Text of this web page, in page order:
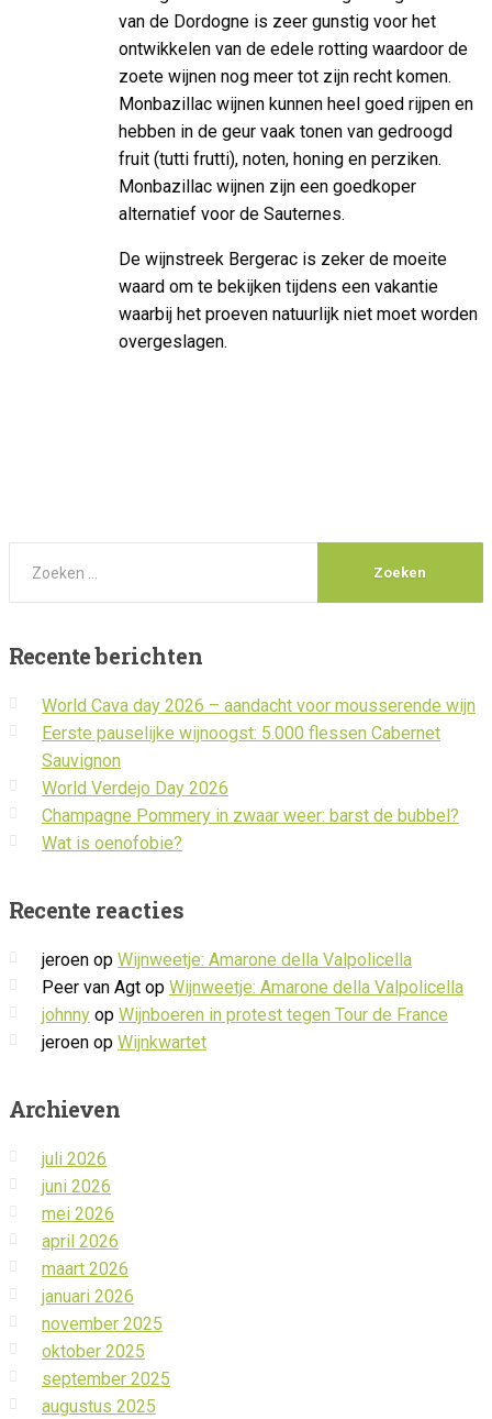
van de Dordogne is zeer gunstig voor het
ontwikkelen van de edele rotting waardoor de
zoete wijnen nog meer tot zijn recht komen.
Monbazillac wijnen kunnen heel goed rijpen en
hebben in de geur vaak tonen van gedroogd
fruit (tutti frutti), noten, honing en perziken.
Monbazillac wijnen zijn een goedkoper
alternatief voor de Sauternes.
De wijnstreek Bergerac is zeker de moeite
waard om te bekijken tijdens een vakantie
waarbij het proeven natuurlijk niet moet worden
overgeslagen.
Recenteberichten
World Cava day 2026 – aandacht voor mousserende wijn
Eerste pauselijke wijnoogst: 5.000 flessen Cabernet
Sauvignon
World Verdejo Day 2026
Champagne Pommery in zwaar weer: barst de bubbel?
Wat is oenofobie?
Recente reacties
jeroen op Wijnweetje: Amarone della Valpolicella
Peer van Agt op Wijnweetje: Amarone della Valpolicella
johnny op Wijnboeren in protest tegen Tour de France
jeroen op Wijnkwartet
Archieven
juli 2026
juni 2026
mei 2026
april 2026
maart 2026
januari 2026
november 2025
oktober 2025
september 2025
augustus 2025